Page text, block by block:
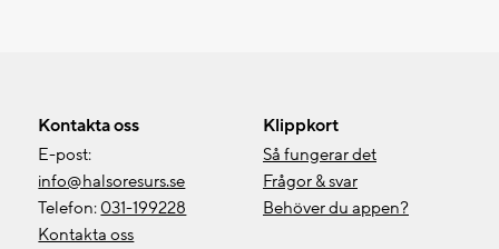
Kontakta oss
E-post:
info@halsoresurs.se
Telefon: 031-199228
Kontakta oss
Klippkort
Så fungerar det
Frågor & svar
Behöver du appen?